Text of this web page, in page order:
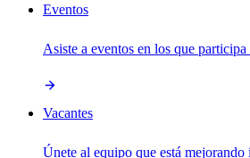
Eventos
Asiste a eventos en los que
Vacantes
Únete al equipo que está mejorando